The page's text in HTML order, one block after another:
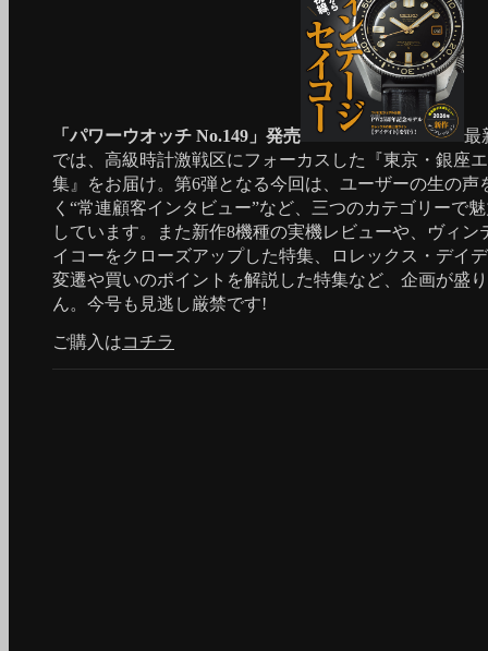
「パワーウオッチ No.149」発売
最
では、高級時計激戦区にフォーカスした『東京・銀座
集』をお届け。第6弾となる今回は、ユーザーの生の声
く“常連顧客インタビュー”など、三つのカテゴリーで
しています。また新作8機種の実機レビューや、ヴィン
イコーをクローズアップした特集、ロレックス・デイ
変遷や買いのポイントを解説した特集など、企画が盛
ん。今号も見逃し厳禁です!
ご購入はコチラ